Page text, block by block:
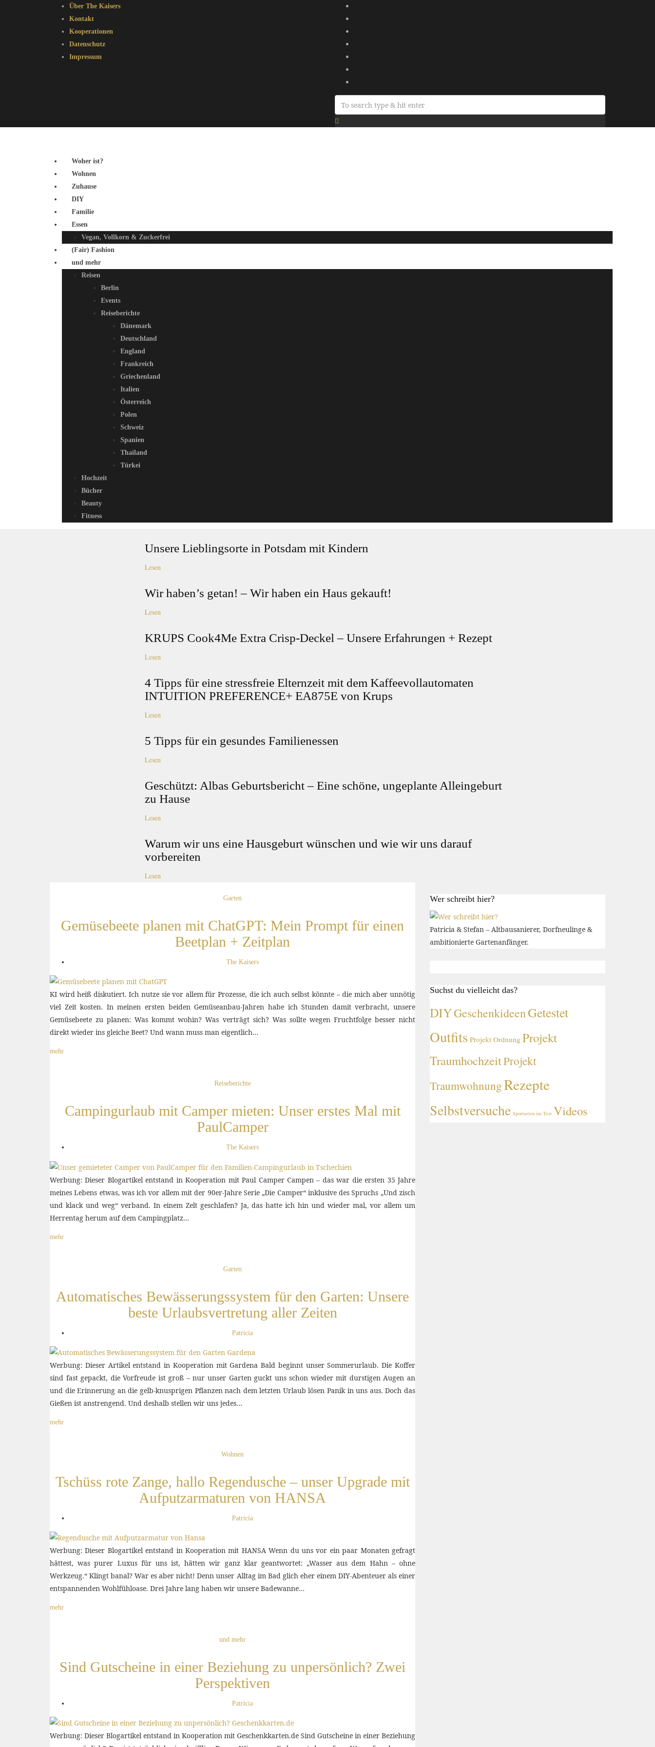
Über The Kaisers
Kontakt
Kooperationen
Datenschutz
Impressum
Woher ist?
Wohnen
Zuhause
DIY
Familie
Essen
Vegan, Vollkorn & Zuckerfrei
(Fair) Fashion
und mehr
Reisen
Berlin
Events
Reiseberichte
Dänemark
Deutschland
England
Frankreich
Griechenland
Italien
Österreich
Polen
Schweiz
Spanien
Thailand
Türkei
Hochzeit
Bücher
Beauty
Fitness
Unsere Lieblingsorte in Potsdam mit Kindern
Lesen
Wir haben’s getan! – Wir haben ein Haus gekauft!
Lesen
KRUPS Cook4Me Extra Crisp-Deckel – Unsere Erfahrungen + Rezept
Lesen
4 Tipps für eine stressfreie Elternzeit mit dem Kaffeevollautomaten
INTUITION PREFERENCE+ EA875E von Krups
Lesen
5 Tipps für ein gesundes Familienessen
Lesen
Geschützt: Albas Geburtsbericht – Eine schöne, ungeplante Alleingeburt
zu Hause
Lesen
Warum wir uns eine Hausgeburt wünschen und wie wir uns darauf
vorbereiten
Lesen
Garten
Gemüsebeete planen mit ChatGPT: Mein Prompt für einen
Beetplan + Zeitplan
The Kaisers
KI wird heiß diskutiert. Ich nutze sie vor allem für Prozesse, die ich auch selbst könnte – die mich aber unnötig
viel Zeit kosten. In meinen ersten beiden Gemüseanbau-Jahren habe ich Stunden damit verbracht, unsere
Gemüsebeete zu planen: Was kommt wohin? Was verträgt sich? Was sollte wegen Fruchtfolge besser nicht
direkt wieder ins gleiche Beet? Und wann muss man eigentlich…
mehr
Reiseberichte
Campingurlaub mit Camper mieten: Unser erstes Mal mit
PaulCamper
The Kaisers
Werbung: Dieser Blogartikel entstand in Kooperation mit Paul Camper Campen – das war die ersten 35 Jahre
meines Lebens etwas, was ich vor allem mit der 90er-Jahre Serie „Die Camper“ inklusive des Spruchs „Und zisch
und klack und weg“ verband. In einem Zelt geschlafen? Ja, das hatte ich hin und wieder mal, vor allem um
Herrentag herum auf dem Campingplatz…
mehr
Garten
Automatisches Bewässerungssystem für den Garten: Unsere
beste Urlaubsvertretung aller Zeiten
Patricia
Werbung: Dieser Artikel entstand in Kooperation mit Gardena Bald beginnt unser Sommerurlaub. Die Koffer
sind fast gepackt, die Vorfreude ist groß – nur unser Garten guckt uns schon wieder mit durstigen Augen an
und die Erinnerung an die gelb-knusprigen Pflanzen nach dem letzten Urlaub lösen Panik in uns aus. Doch das
Gießen ist anstrengend. Und deshalb stellen wir uns jedes…
mehr
Wohnen
Tschüss rote Zange, hallo Regendusche – unser Upgrade mit
Aufputzarmaturen von HANSA
Patricia
Werbung: Dieser Blogartikel entstand in Kooperation mit HANSA Wenn du uns vor ein paar Monaten gefragt
hättest, was purer Luxus für uns ist, hätten wir ganz klar geantwortet: „Wasser aus dem Hahn – ohne
Werkzeug.“ Klingt banal? War es aber nicht! Denn unser Alltag im Bad glich eher einem DIY-Abenteuer als einer
entspannenden Wohlfühloase. Drei Jahre lang haben wir unsere Badewanne…
mehr
und mehr
Sind Gutscheine in einer Beziehung zu unpersönlich? Zwei
Perspektiven
Patricia
Werbung: Dieser Blogartikel entstand in Kooperation mit Geschenkkarten.de Sind Gutscheine in einer Beziehung
Wer schreibt hier?
Patricia & Stefan – Altbausanierer, Dorfneulinge &
ambitionierte Gartenanfänger.
Suchst du vielleicht das?
DIYGeschenkideenGetestet
Outfits Projekt Ordnung Projekt
TraumhochzeitProjekt
TraumwohnungRezepte
Selbstversuche Sportarten im Test Videos